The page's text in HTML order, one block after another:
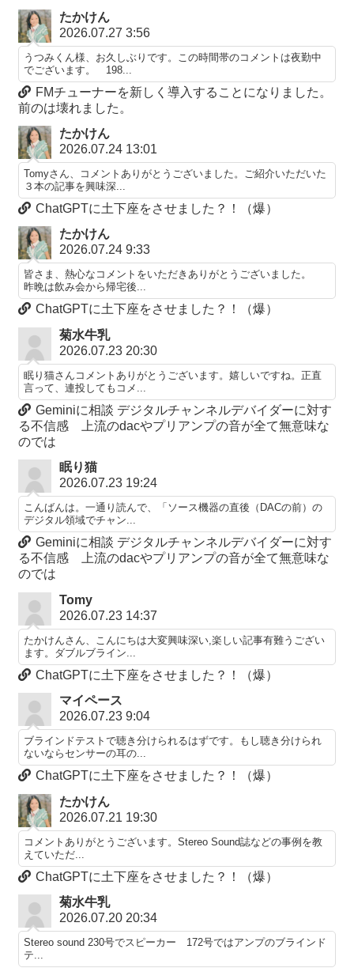
たかけん
2026.07.27 3:56
うつみくん様、お久しぶりです。この時間帯のコメントは夜勤中
でございます。 198...
FMチューナーを新しく導入することになりました。
前のは壊れました。
たかけん
2026.07.24 13:01
Tomyさん、コメントありがとうございました。ご紹介いただいた
３本の記事を興味深...
ChatGPTに土下座をさせました？！（爆）
たかけん
2026.07.24 9:33
皆さま、熱心なコメントをいただきありがとうございました。
昨晩は飲み会から帰宅後...
ChatGPTに土下座をさせました？！（爆）
菊水牛乳
2026.07.23 20:30
眠り猫さんコメントありがとうございます。嬉しいですね。正直
言って、連投してもコメ...
Geminiに相談 デジタルチャンネルデバイダーに対す
る不信感 上流のdacやプリアンプの音が全て無意味な
のでは
眠り猫
2026.07.23 19:24
こんばんは。一通り読んで、「ソース機器の直後（DACの前）の
デジタル領域でチャン...
Geminiに相談 デジタルチャンネルデバイダーに対す
る不信感 上流のdacやプリアンプの音が全て無意味な
のでは
Tomy
2026.07.23 14:37
たかけんさん、こんにちは大変興味深い,楽しい記事有難うござい
ます。ダブルブライン...
ChatGPTに土下座をさせました？！（爆）
マイペース
2026.07.23 9:04
ブラインドテストで聴き分けられるはずです。もし聴き分けられ
ないならセンサーの耳の...
ChatGPTに土下座をさせました？！（爆）
たかけん
2026.07.21 19:30
コメントありがとうございます。Stereo Sound誌などの事例を教
えていただ...
ChatGPTに土下座をさせました？！（爆）
菊水牛乳
2026.07.20 20:34
Stereo sound 230号でスピーカー 172号ではアンプのブラインド
テ...